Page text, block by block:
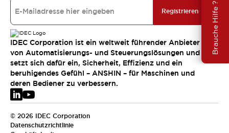
Brauche Hilfe ?
Registrieren
IDEC Corporation ist ein weltweit führender Anbieter
von Automatisierungs- und Steuerungslösungen und
setzt sich dafür ein, Sicherheit, Effizienz und ein
beruhigendes Gefühl – ANSHIN – für Maschinen und
deren Bediener zu verbessern.
© 2026 IDEC Corporation
Datenschutzrichtlinie